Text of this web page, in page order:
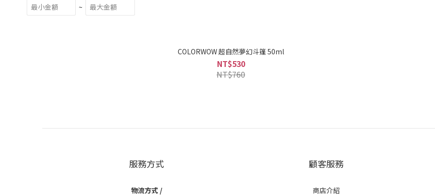
~
COLORWOW 超自然夢幻斗篷 50ml
NT$530
NT$760
服務方式
物流方式 /
顧客服務
商店介紹